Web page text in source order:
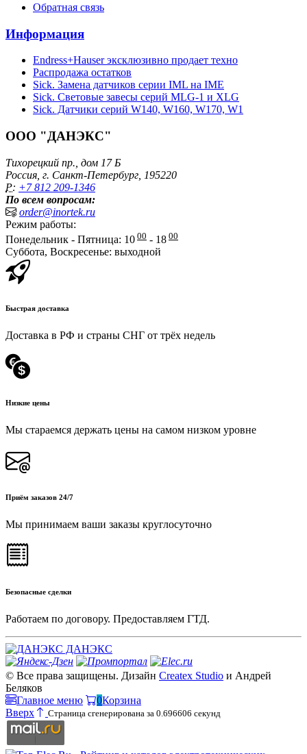
Обратная связь
Информация
Endress+Hauser эксклюзивно продает техно
Распродажа остатков
Sick. Замена датчиков серии IML на IME
Sick. Световые завесы серий MLG-1 и XLG
Sick. Датчики серий W140, W160, W170, W1
ООО "ДАНЭКС"
Тихорецкий пр., дом 17 Б
Россия, г. Санкт-Петербург, 195220
P: +7 812 209-1346
По всем вопросам:
order@inortek.ru
Режим работы:
Понедельник - Пятница: 10 00 - 18 00
Суббота, Воскресенье: выходной
Быстрая доставка
Доставка в РФ и страны СНГ от трёх недель
Низкие цены
Мы стараемся держать цены на самом низком уровне
Приём заказов 24/7
Мы принимаем ваши заказы круглосуточно
Безопасные сделки
Работаем по договору. Предоставляем ГТД.
ДАНЭКС
© Все права защищены. Дизайн Createx Studio и Андрей
Беляков
Главное меню
0Корзина
Вверх
Страница сгенерирована за 0.696606 секунд